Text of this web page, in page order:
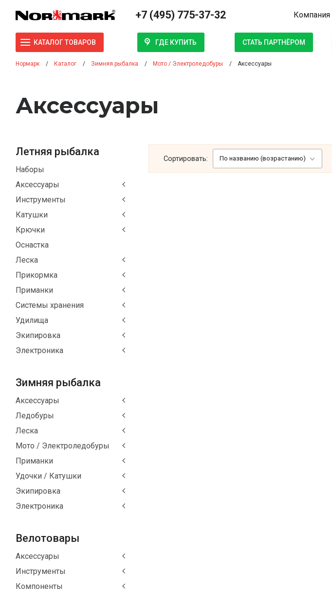
+7 (495) 775-37-32 Компания
КАТАЛОГ ТОВАРОВ ГДЕ КУПИТЬ СТАТЬ ПАРТНЁРОМ
Нормарк Каталог Зимняя рыбалка Мото / Электроледобуры Аксесcуары
Аксесcуары
Летняя рыбалка
Наборы
Аксессуары
Инструменты
Катушки
Крючки
Оснастка
Леска
Прикормка
Приманки
Системы хранения
Удилища
Экипировка
Электроника
Зимняя рыбалка
Аксессуары
Ледобуры
Леска
Мото / Электроледобуры
Приманки
Удочки / Катушки
Экипировка
Электроника
Велотовары
Аксессуары
Инструменты
Компоненты
Сортировать: По названию (возрастанию)